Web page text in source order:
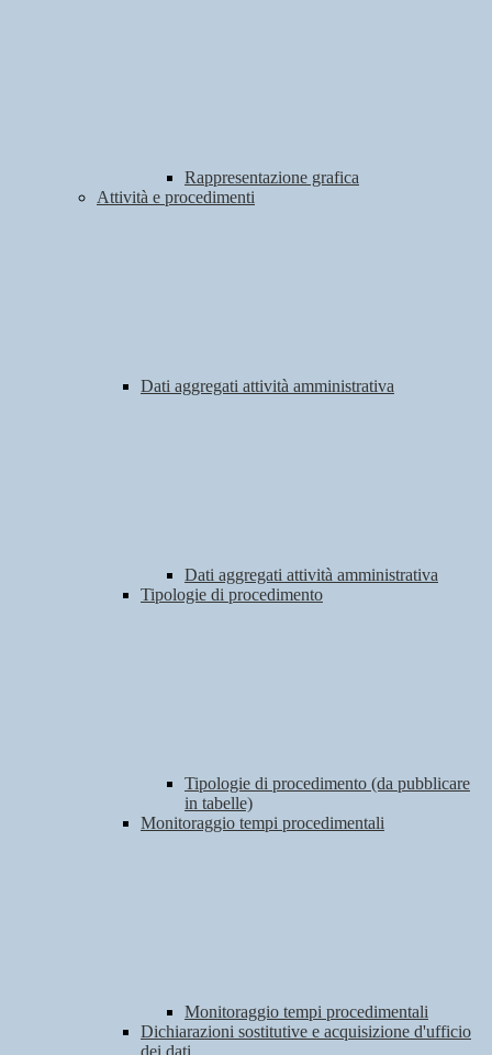
Rappresentazione grafica
Attività e procedimenti
Dati aggregati attività amministrativa
Dati aggregati attività amministrativa
Tipologie di procedimento
Tipologie di procedimento (da pubblicare
in tabelle)
Monitoraggio tempi procedimentali
Monitoraggio tempi procedimentali
Dichiarazioni sostitutive e acquisizione d'ufficio